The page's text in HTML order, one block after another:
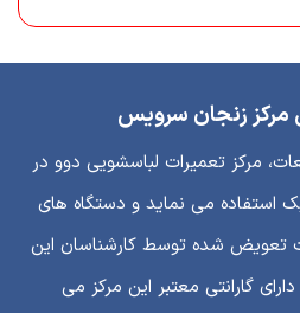
مرکز زنجان سرویس
مرکز تعمیرات لباسشویی دوو در
استفاده می نماید و دستگاه های
تعویض شده توسط کارشناسان این
مدت شش تا ۳۶ ماه، دارای گارانتی معتبر این مرکز می